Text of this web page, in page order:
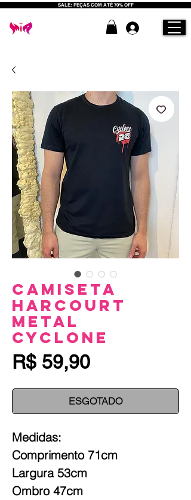
SALE: PEÇAS COM ATÉ 70% OFF
Camiseta
Harcourt
Metal
Cyclone
R$ 59,90Preço
ESGOTADO
Medidas:
Comprimento 71cm
Largura 53cm
Ombro 47cm